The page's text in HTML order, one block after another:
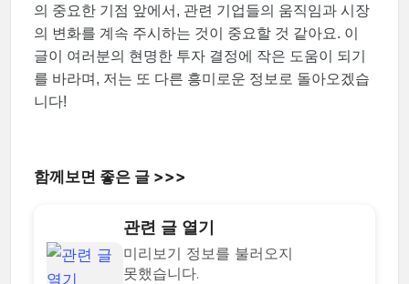
의 중요한 기점 앞에서, 관련 기업들의 움직임과 시장
의 변화를 계속 주시하는 것이 중요할 것 같아요. 이
글이 여러분의 현명한 투자 결정에 작은 도움이 되기
를 바라며, 저는 또 다른 흥미로운 정보로 돌아오겠습
니다!
함께보면 좋은 글 >>>
관련 글 열기
미리보기 정보를 불러오지
못했습니다.